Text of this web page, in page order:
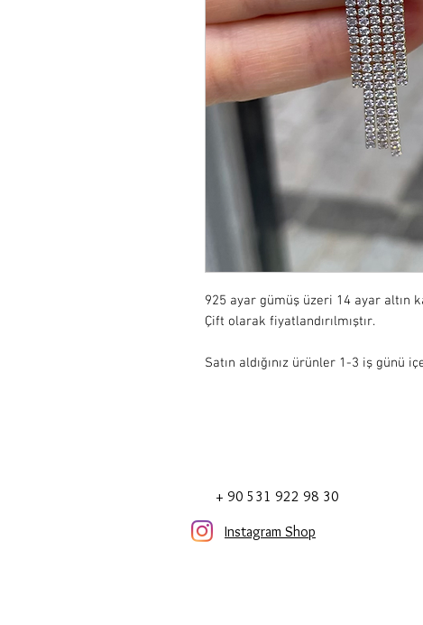
925 ayar gümüş üzeri 14 ayar altın
Çift olarak fiyatlandırılmıştır.
Satın aldığınız ürünler 1-3 iş günü
+ 90 531 922 98 30
Instagram Shop